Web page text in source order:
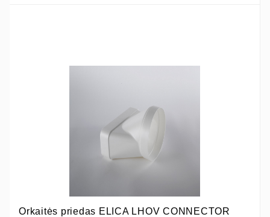
Orkaitės priedas ELICA LHOV CONNECTOR